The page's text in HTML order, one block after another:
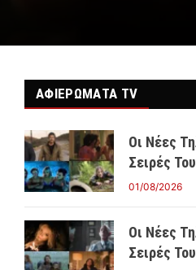
ΑΦΙΕΡΩΜΑΤΑ TV
Οι Νέες
Σειρές
01/08/2026
Οι Νέες
Σειρές